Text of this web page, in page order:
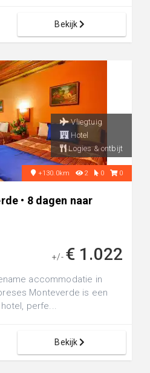
Bekijk
Vliegtuig
Hotel
Logies & ontbijt
+130.0km 2 0 0
• 8 dagen naar
+/- € 1.022
accommodatie in
Monteverde is een
perfe...
Bekijk